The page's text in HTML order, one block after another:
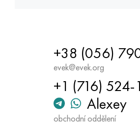
+38 (056)
evek@evek.org
+1 (716) 524-
Alexey
obchodní oddělení